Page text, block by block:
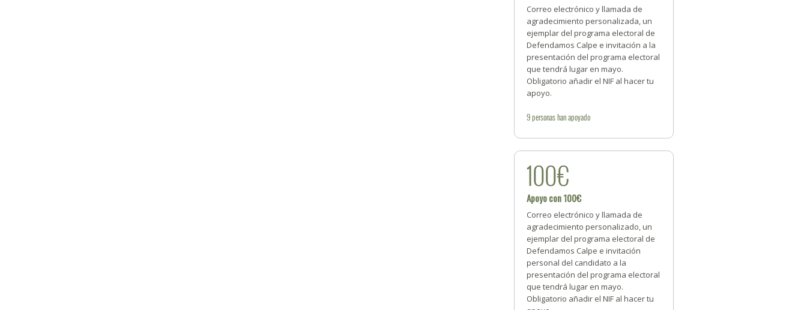
Correo electrónico y llamada de
agradecimiento personalizada, un
ejemplar del programa electoral de
Defendamos Calpe e invitación a la
presentación del programa electoral
que tendrá lugar en mayo.
Obligatorio añadir el NIF al hacer tu
apoyo.
9personashan apoyado
100€
Apoyo con 100€
Correo electrónico y llamada de
agradecimiento personalizado, un
ejemplar del programa electoral de
Defendamos Calpe e invitación
personal del candidato a la
presentación del programa electoral
que tendrá lugar en mayo.
Obligatorio añadir el NIF al hacer tu